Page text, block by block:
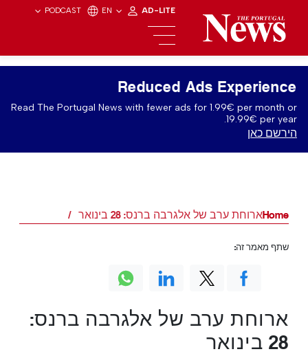
PODCAST EN AD-LITE
Reduced Ads Experience
Read The Portugal News with fewer ads for 1.99€ per month or
19.99€ per year.
הירשם כאן
Homeארוחת ערב של אלגרבה ברנס: 28 בינואר
ארוחת ערב של אלגרבה ברנס:
28 בינואר
שתף מאמר זה: